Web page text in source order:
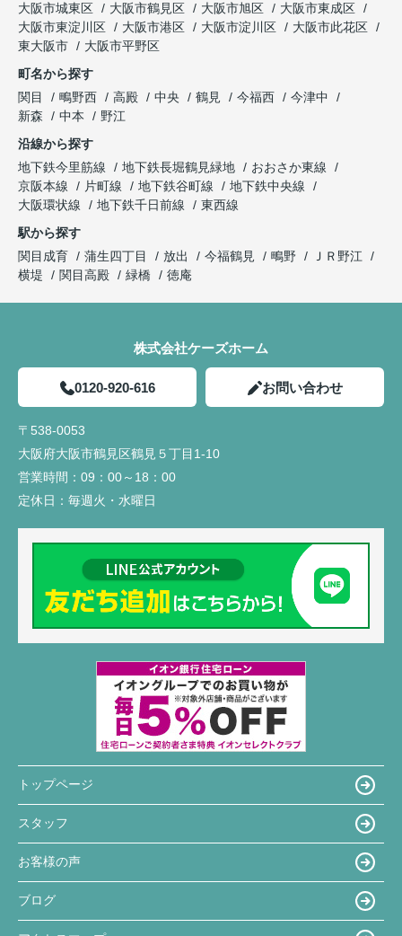
大阪市城東区
大阪市鶴見区 大阪市旭区
大阪市東成区
大阪市東淀川区
大阪市港区 大阪市淀川区
大阪市此花区
東大阪市
大阪市平野区
町名から探す
関目
鴫野西 高殿 中央 鶴見 今福西
今津中
新森
中本
野江
沿線から探す
地下鉄今里筋線
地下鉄長堀鶴見緑地
おおさか東線
京阪本線
片町線 地下鉄谷町線
地下鉄中央線
大阪環状線
地下鉄千日前線
東西線
駅から探す
関目成育
蒲生四丁目 放出 今福鶴見 鴫野
ＪＲ野江
横堤
関目高殿 緑橋 徳庵
株式会社ケーズホーム
0120-920-616 お問い合わせ
〒538-0053
大阪府大阪市鶴見区鶴見５丁目1-10
営業時間： 09：00～18：00
定休日： 毎週火・水曜日
トップページ
スタッフ
お客様の声
ブログ